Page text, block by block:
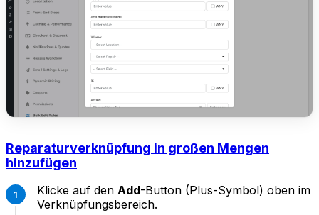
Reparaturverknüpfung in großen Mengen
hinzufügen
Klicke auf den Add-Button (Plus-Symbol) oben im
Verknüpfungsbereich.